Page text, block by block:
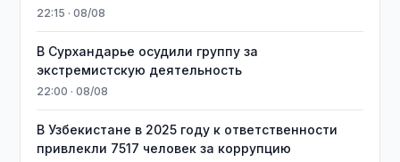
22:15 · 08/08
В Сурхандарье осудили группу за
экстремистскую деятельность
22:00 · 08/08
В Узбекистане в 2025 году к ответственности
привлекли 7517 человек за коррупцию